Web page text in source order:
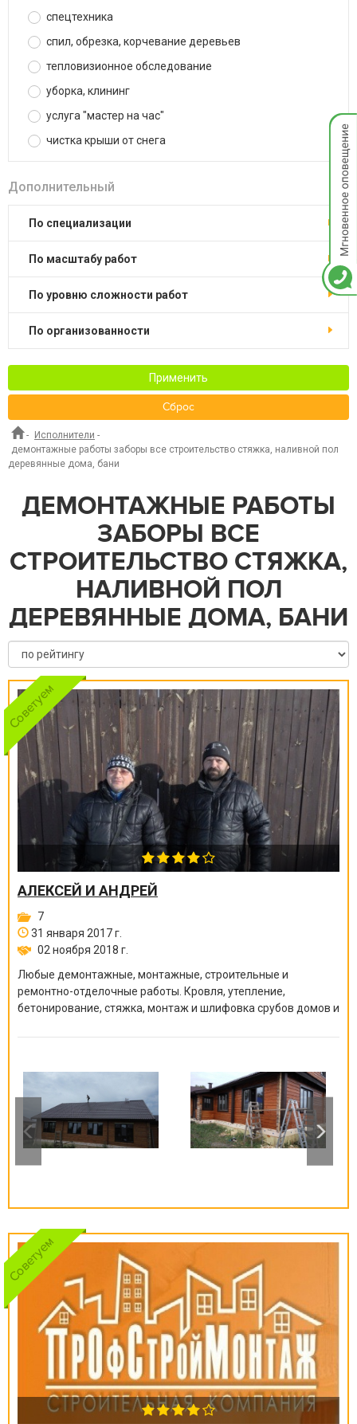
спецтехника
спил, обрезка, корчевание деревьев
тепловизионное обследование
уборка, клининг
услуга "мастер на час"
чистка крыши от снега
Дополнительный
по специализации
по масштабу работ
по уровню сложности работ
по организованности
Применить
Сброс
- Исполнители -
демонтажные работы заборы все строительство стяжка, наливной пол
деревянные дома, бани
ДЕМОНТАЖНЫЕ РАБОТЫ
ЗАБОРЫ ВСЕ
СТРОИТЕЛЬСТВО СТЯЖКА,
НАЛИВНОЙ ПОЛ
ДЕРЕВЯННЫЕ ДОМА, БАНИ
АЛЕКСЕЙ И АНДРЕЙ
7
31 января 2017 г.
02 ноября 2018 г.
Любые демонтажные, монтажные, строительные и
ремонтно-отделочные работы. Кровля, утепление,
бетонирование, стяжка, монтаж и шлифовка срубов домов и
другое.